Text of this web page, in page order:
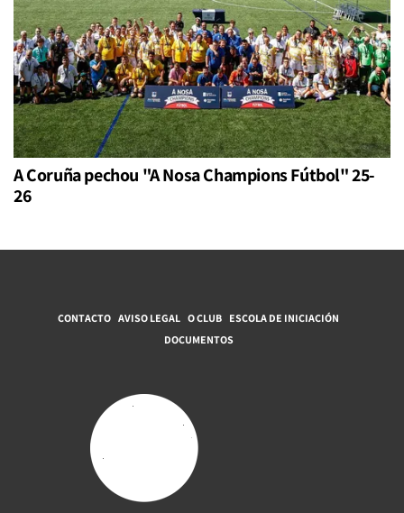
A Coruña pechou "A Nosa Champions Fútbol" 25-
26
CONTACTO AVISO LEGAL O CLUB ESCOLA DE INICIACIÓN
DOCUMENTOS